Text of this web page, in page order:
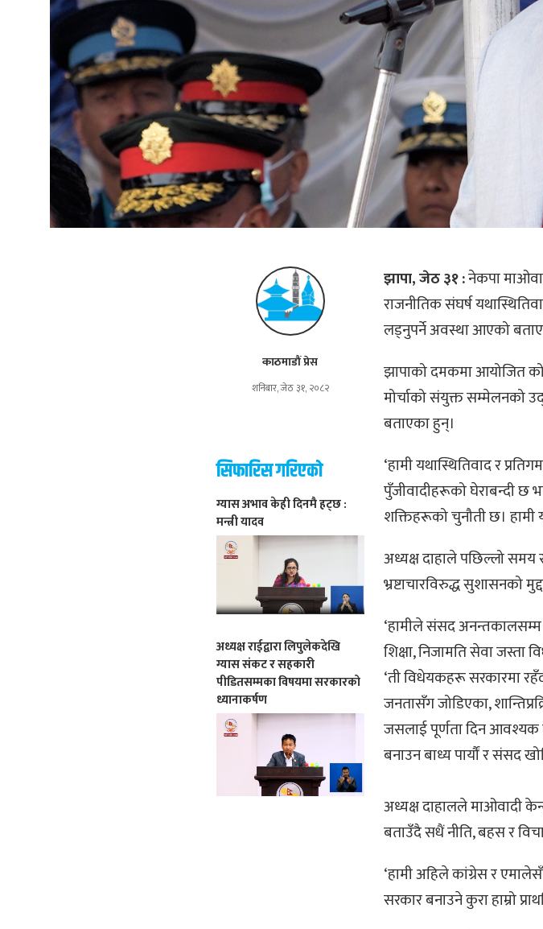
काठमाडौं प्रेस
शनिबार, जेठ ३१, २०८२
सिफारिस गरिएको
ग्यास अभाव केही दिनमै हट्छ :
मन्त्री यादव
अध्यक्ष राईद्वारा लिपुलेकदेखि
ग्यास संकट र सहकारी
पीडितसम्मका विषयमा सरकारको
ध्यानाकर्षण
झापा, जेठ ३१ :नेकपा
राजनीतिक संघर्ष
लड्नुपर्ने अवस्था आएको
झापाको दमकमा आयोजित
मोर्चाको संयुक्त सम्मेलनको
बताएका हुन्।
‘हामी यथास्थितिवाद र
पुँजीवादीहरूको घेराबन्दी छ
शक्तिहरूको चुनौती छ।
अध्यक्ष दाहाले पछिल्लो
भ्रष्टाचारविरुद्ध सुशासनको
‘हामीले संसद अनन्तकालसम्म
शिक्षा, निजामति सेवा
‘ती विधेयकहरू सरकारमा
जनतासँग जोडिएका,
जसलाई पूर्णता दिन आवश्यक
बनाउन बाध्य पार्यौं र संसद
अध्यक्ष दाहालले माओवादी
बताउँदै सधैं नीति, बहस र
‘हामी अहिले कांग्रेस र
सरकार बनाउने कुरा हाम्रो